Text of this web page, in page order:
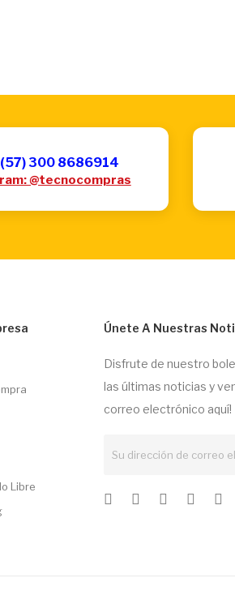
(57) 300 8686914
@tecnocompras
Libre
Únete A Nuestras
Disfrute de nuestro
las últimas noticias y
correo electrónico aquí!